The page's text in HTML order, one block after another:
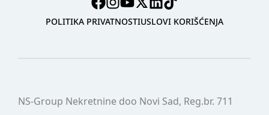
POLITIKA PRIVATNOSTIUSLOVI KORIŠĆENJA
NS-Group Nekretnine doo Novi Sad, Reg.br. 711